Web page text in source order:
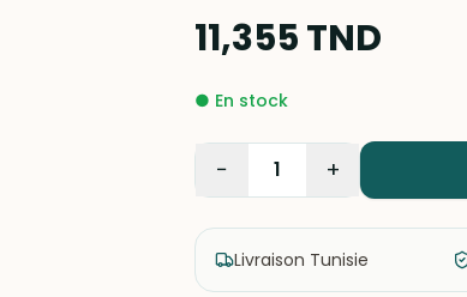
11,355TND
● En stock
− 1 +
Livraison Tunisie